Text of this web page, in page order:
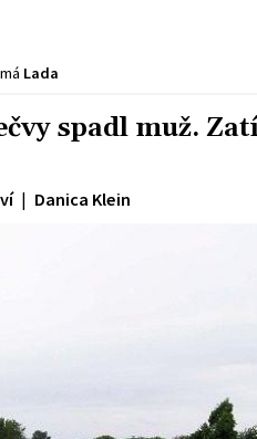
Lada
spadl muž.
| Danica Klein